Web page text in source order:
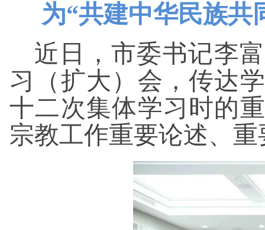
为“共建中华民族共
近日，市委书记李
习（扩大）会，传达
十二次集体学习时的
宗教工作重要论述、